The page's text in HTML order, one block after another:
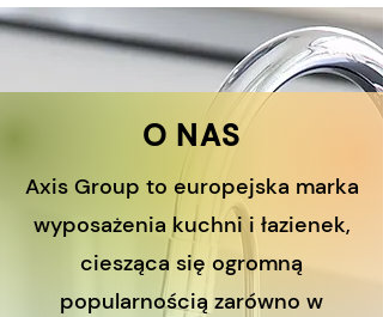
O NAS
Axis Group to europejska marka
wyposażenia kuchni i łazienek,
ciesząca się ogromną
popularnością zarówno w